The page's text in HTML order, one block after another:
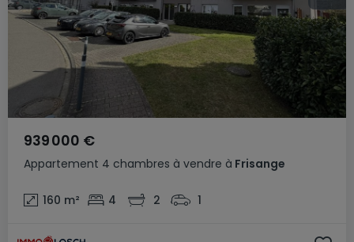
Appartement 4 chambres à vendre à Frisange
939 000 €
160 m² 4 2 1